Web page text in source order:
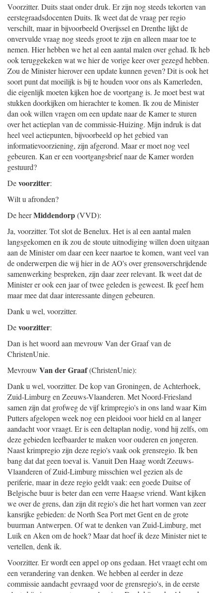
Voorzitter. Duits staat onder druk. Er zijn nog steeds tekorten van
eerstegraadsdocenten Duits. Ik weet dat de vraag per regio
verschilt, maar in bijvoorbeeld Overijssel en Drenthe lijkt de
onvervulde vraag nog steeds groot te zijn en alleen maar toe te
nemen. Hier hebben we het al een aantal malen over gehad. Ik heb
ook teruggekeken wat we hier de vorige keer over gezegd hebben.
Zou de Minister hierover een update kunnen geven? Dit is ook het
soort punt dat moeilijk is bij te houden voor ons als Kamerleden,
die eigenlijk moeten kijken hoe de voortgang is. Je moet best wat
stukken doorkijken om hierachter te komen. Ik zou de Minister
dan ook willen vragen om een update naar de Kamer te sturen
over het actieplan van de commissie-Huizing. Mijn indruk is dat
heel veel actiepunten, bijvoorbeeld op het gebied van
informatievoorziening, zijn afgerond. Maar er moet nog veel
gebeuren. Kan er een voortgangsbrief naar de Kamer worden
gestuurd?
Devoorzitter:
Wilt u afronden?
De heerMiddendorp(VVD):
Ja, voorzitter. Tot slot de Benelux. Het is al een aantal malen
langsgekomen en ik zou de stoute uitnodiging willen doen uitgaan
aan de Minister om daar een keer naartoe te komen, want veel van
de onderwerpen die wij hier in de AO's over grensoverschrijdende
samenwerking bespreken, zijn daar zeer relevant. Ik weet dat de
Minister er ook een jaar of twee geleden is geweest. Ik geef hem
maar mee dat daar interessante dingen gebeuren.
Dank u wel, voorzitter.
Devoorzitter:
Dan is het woord aan mevrouw Van der Graaf van de
ChristenUnie.
Mevrouw Van der Graaf(ChristenUnie):
Dank u wel, voorzitter. De kop van Groningen, de Achterhoek,
Zuid-Limburg en Zeeuws-Vlaanderen. Met Noord-Friesland
samen zijn dat grofweg de vijf krimpregio's in ons land waar Kim
Putters afgelopen week nog een pleidooi voor hield en al langer
aandacht voor vraagt. Er is een deltaplan nodig, vond hij zelfs, om
deze gebieden leefbaarder te maken voor ouderen en jongeren.
Naast krimpregio zijn deze regio's vaak ook grensregio. Ik ben
bang dat dat geen toeval is. Vanuit Den Haag wordt Zeeuws-
Vlaanderen of Zuid-Limburg misschien wel gezien als de
periferie, maar in deze regio geldt vaak: een goede Duitse of
Belgische buur is beter dan een verre Haagse vriend. Want kijken
we over de grens, dan zijn dit regio's die het hart vormen van zeer
kansrijke gebieden: de North Sea Port met Gent en de grote
buurman Antwerpen. Of wat te denken van Zuid-Limburg, met
Luik en Aken om de hoek? Maar dat hoef ik deze Minister niet te
vertellen, denk ik.
Voorzitter. Er wordt een appel op ons gedaan. Het vraagt echt om
een verandering van denken. We hebben al eerder in deze
commissie aandacht gevraagd voor de grensregio's, in de eerste